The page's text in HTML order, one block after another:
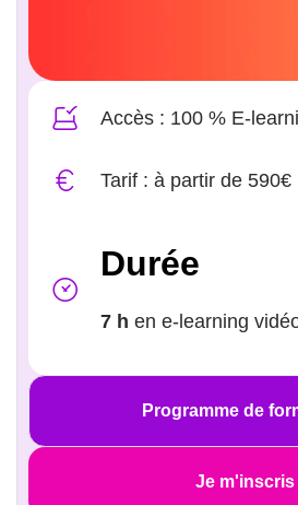
Accès : 100 % E-
Tarif : à partir de 590€
Durée
7 h en e-learning
Programme de
Je m'inscris